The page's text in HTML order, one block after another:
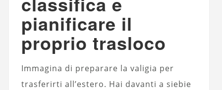
pianificare il
proprio trasloco
Immagina di preparare la valigia per
trasferirti all’estero. Hai davanti a siebie